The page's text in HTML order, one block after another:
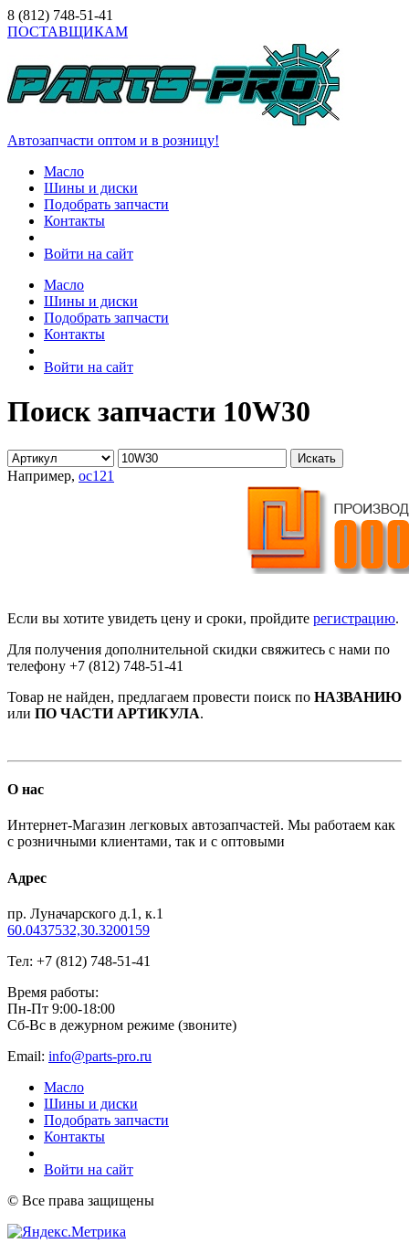
8 (812) 748-51-41
ПОСТАВЩИКАМ
Автозапчасти оптом и в розницу!
Масло
Шины и диски
Подобрать запчасти
Контакты
Войти на сайт
Масло
Шины и диски
Подобрать запчасти
Контакты
Войти на сайт
Поиск запчасти 10W30
Например, oc121
Если вы хотите увидеть цену и сроки, пройдите регистрацию.
Для получения дополнительной скидки свяжитесь с нами по
телефону +7 (812) 748-51-41
Товар не найден, предлагаем провести поиск по НАЗВАНИЮ
или ПО ЧАСТИ АРТИКУЛА.
О нас
Интернет-Магазин легковых автозапчастей. Мы работаем как
с розничными клиентами, так и с оптовыми
Адрес
пр. Луначарского д.1, к.1
60.0437532,30.3200159
Тел: +7 (812) 748-51-41
Время работы:
Пн-Пт 9:00-18:00
Сб-Вс в дежурном режиме (звоните)
Email: info@parts-pro.ru
Масло
Шины и диски
Подобрать запчасти
Контакты
Войти на сайт
© Все права защищены